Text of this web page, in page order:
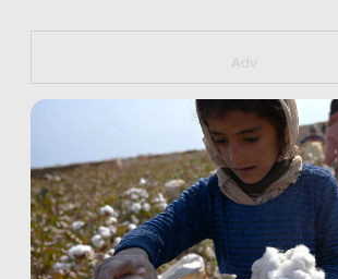
https:// Adv